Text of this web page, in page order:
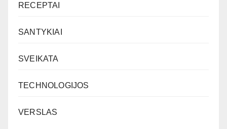
RECEPTAI
SANTYKIAI
SVEIKATA
TECHNOLOGIJOS
VERSLAS